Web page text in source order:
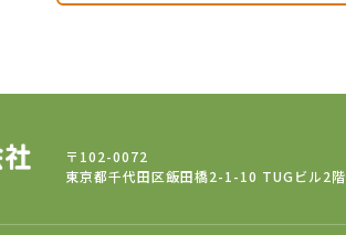
〒102-0072
東京都千代田区飯田橋2-1-10 TUGビル2階